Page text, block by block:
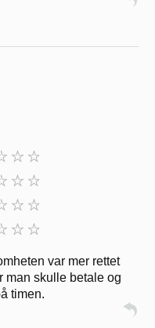
var mer rettet
man skulle betale og
timen.